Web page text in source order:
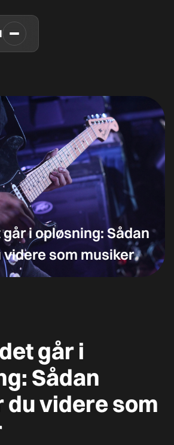
i opløsning: Sådan
videre som musiker
går i
Sådan
du videre som